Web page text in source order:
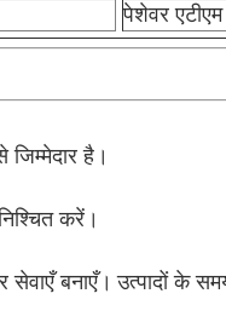
पेशेवर एटीएम
जिम्मेदार है।
करें।
सेवाएँ बनाएँ। उत्पादों के